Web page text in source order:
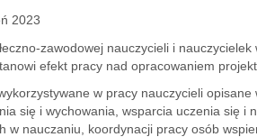
2023
zawodowej nauczycieli i
efekt pracy nad opracowaniem
w pracy nauczycieli
się i wychowania, wsparcia uczenia się i
w nauczaniu, koordynacji pracy osób